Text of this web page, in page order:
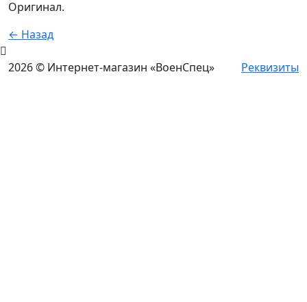
Оригинал.
← Назад
2026 © Интернет-магазин «ВоенСпец» Реквизиты